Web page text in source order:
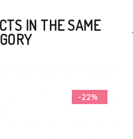
IN THE SAME
-22%